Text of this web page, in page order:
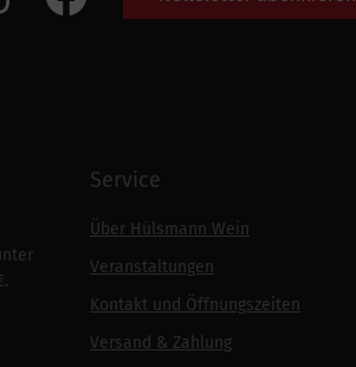
Service
Über Hülsmann Wein
Veranstaltungen
Kontakt und Öffnungszeiten
Versand & Zahlung